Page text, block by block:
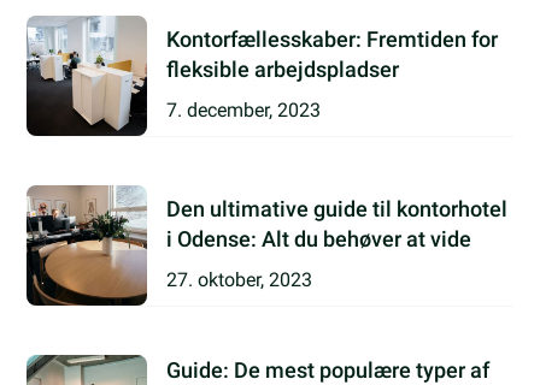
Kontorfællesskaber: Fremtiden for
fleksible arbejdspladser
7. december, 2023
Den ultimative guide til kontorhotel
i Odense: Alt du behøver at vide
27. oktober, 2023
Guide: De mest populære typer af